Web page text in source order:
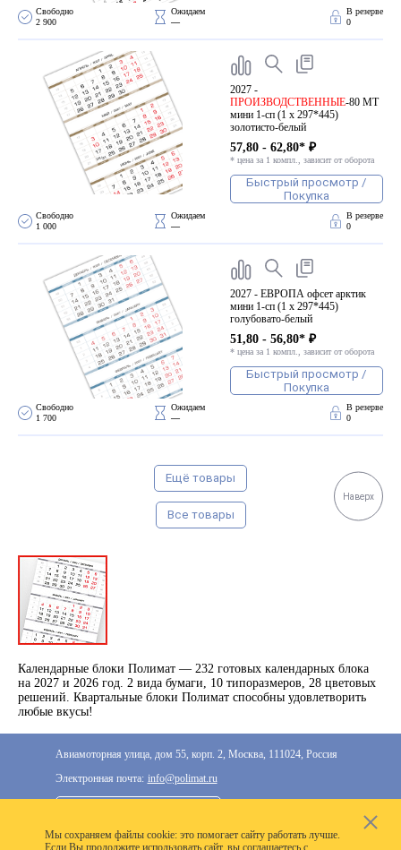
Свободно
2 900
Ожидаем
—
В резерве
0
2027 -
ПРОИЗВОДСТВЕННЫЕ-80 МТ
мини 1-сп (1 х 297*445)
золотисто-белый
57,80 - 62,80* ₽
* цена за 1 компл., зависит от оборота
Быстрый просмотр /
Покупка
Свободно
1 000
Ожидаем
—
В резерве
0
2027 - ЕВРОПА офсет арктик
мини 1-сп (1 х 297*445)
голубовато-белый
51,80 - 56,80* ₽
* цена за 1 компл., зависит от оборота
Быстрый просмотр /
Покупка
Свободно
1 700
Ожидаем
—
В резерве
0
Ещё товары
Все товары
Наверх
Календарные блоки Полимат — 232 готовых календарных блока
на 2027 и 2026 год. 2 вида бумаги, 10 типоразмеров, 28 цветовых
решений. Квартальные блоки Полимат способны удовлетворить
любые вкусы!
Авиамоторная улица, дом 55, корп. 2, Москва, 111024, Россия
Электронная почта: info@polimat.ru
2020–2026 © Компания «Полимат»: ООО «Все для
Мы cохраняем файлы cookie: это помогает сайту работать лучше.
Если Вы продолжите использовать сайт, вы соглашаетесь с